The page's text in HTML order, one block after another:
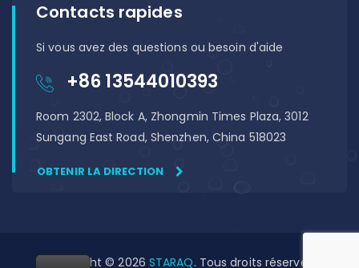
Contacts rapides
Si vous avez des questions ou besoin d'aide
+86 13544010393
Room 2302, Block A, Zhongmin Times Plaza, 3012
Sungang East Road, Shenzhen, China 518023
OBTENIR LA DIRECTION
Copyright © 2026 STARAQ. Tous droits réservés